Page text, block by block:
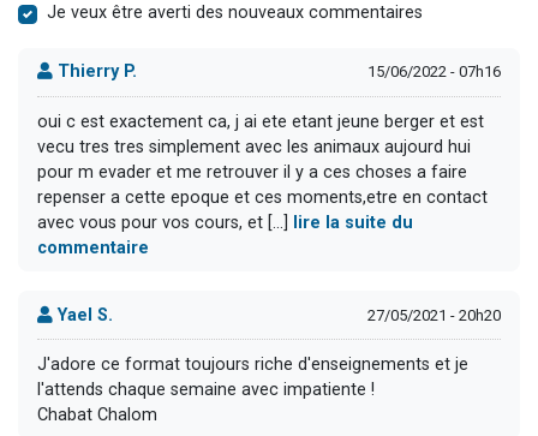
Je veux être averti des nouveaux commentaires
Thierry P. 15/06/2022 - 07h16
oui c est exactement ca, j ai ete etant jeune berger et est
vecu tres tres simplement avec les animaux aujourd hui
pour m evader et me retrouver il y a ces choses a faire
repenser a cette epoque et ces moments,etre en contact
avec vous pour vos cours, et [...]
lire la suite du
commentaire
Yael S. 27/05/2021 - 20h20
J'adore ce format toujours riche d'enseignements et je
l'attends chaque semaine avec impatiente !
Chabat Chalom